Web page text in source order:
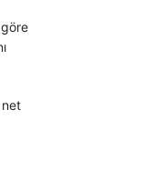
net